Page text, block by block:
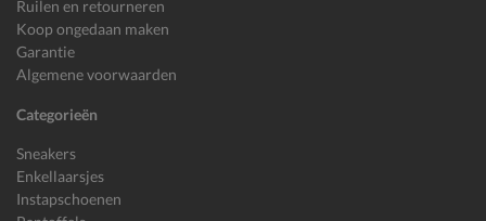
Ruilen en retourneren
Koop ongedaan maken
Garantie
Algemene voorwaarden
Categorieën
Sneakers
Enkellaarsjes
Instapschoenen